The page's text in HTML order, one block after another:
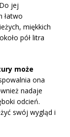
jej
łatwo
miękkich
pół litra
może
ona
nadaje
odcień.
swój wygląd i